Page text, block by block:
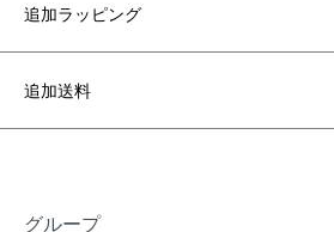
追加ラッピング
追加送料
グループ